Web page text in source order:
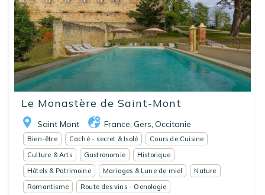
Le Monastère de Saint-Mont
Saint Mont France Gers Occitanie
Bien-être Caché - secret & Isolé
Cours de Cuisine
Culture & Arts
Gastronomie
Historique
Hôtels & Patrimoine
Mariages & Lune de miel
Nature
Romantisme
Route des vins - Oenologie